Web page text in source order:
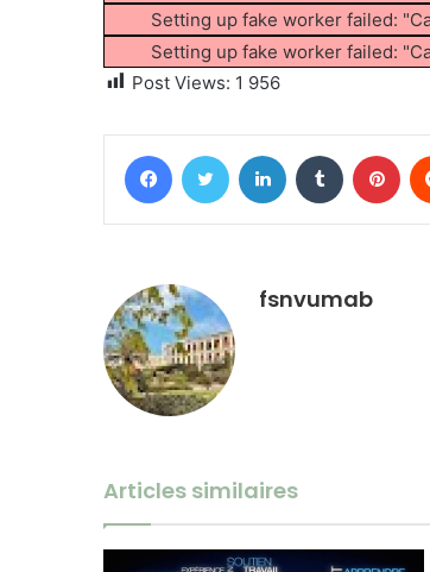
Setting up fake worker failed:
Setting up fake worker failed:
Post Views: 1 956
FacebookTwitter Linkedin Tumblr
fsnvumab
Articles similaires